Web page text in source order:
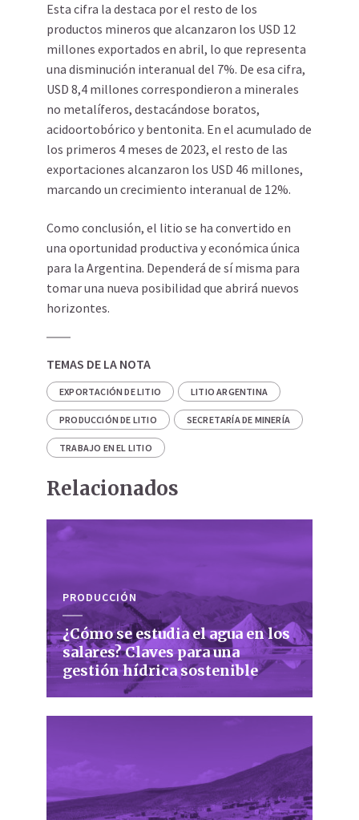
Esta cifra la destaca por el resto de los
productos mineros que alcanzaron los USD 12
millones exportados en abril, lo que representa
una disminución interanual del 7%. De esa cifra,
USD 8,4 millones correspondieron a minerales
no metalíferos, destacándose boratos,
acidoortobórico y bentonita. En el acumulado de
los primeros 4 meses de 2023, el resto de las
exportaciones alcanzaron los USD 46 millones,
marcando un crecimiento interanual de 12%.
Como conclusión, el litio se ha convertido en
una oportunidad productiva y económica única
para la Argentina. Dependerá de sí misma para
tomar una nueva posibilidad que abrirá nuevos
horizontes.
TEMAS DE LA NOTA
EXPORTACIÓN DE LITIO LITIO ARGENTINA
PRODUCCIÓN DE LITIO SECRETARÍA DE MINERÍA
TRABAJO EN EL LITIO
Relacionados
PRODUCCIÓN
¿Cómo se estudia el agua en los
salares? Claves para una
gestión hídrica sostenible